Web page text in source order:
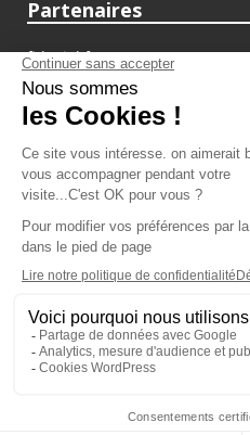
Partenaires
fiducial.fr
lyoncapitale.fr
olympique-et-lyonnais.com
L'application Iphone /
Les cookies
Gestion des cookies
Crédit photos : ©Sud